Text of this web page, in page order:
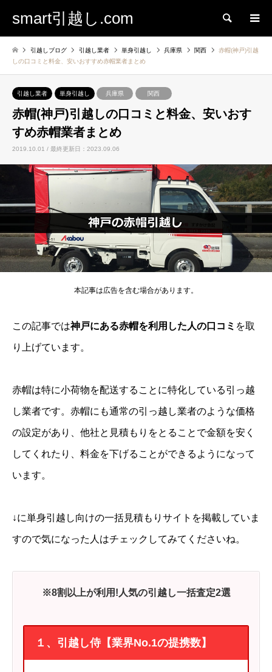
smart引越し.com 検索
引越しブログ 引越し業者 単身引越し 兵庫県 関西
赤帽(神戸)引越
しの口コミと料金、安いおすすめ赤帽業者まとめ
引越し業者 単身引越し 兵庫県 関西
赤帽(神戸)引越しの口コミと料金、安いおす
すめ赤帽業者まとめ
2019.10.01 / 最終更新日：2023.09.06
本記事は広告を含む場合があります。
この記事では神戸にある赤帽を利用した人の口コミ を取
り上げています。
赤帽は特に小荷物を配送することに特化している引っ越
し業者です。赤帽にも通常の引っ越し業者のような価格
の設定があり、他社と見積もりをとることで金額を安く
してくれたり、料金を下げることができるようになって
います。
↓に単身引越し向けの一括見積もりサイトを掲載していま
すので気になった人はチェックしてみてくださいね。
※8割以上が利用!人気の引越し一括査定2選
１、引越し侍【業界No.1の提携数】